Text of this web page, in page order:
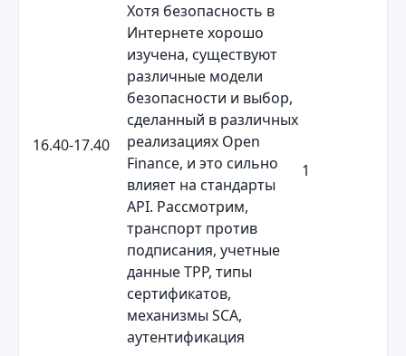
16.40-17.40
Хотя безопасность в
Интернете хорошо
изучена, существуют
различные модели
безопасности и выбор,
сделанный в различных
реализациях Open
Finance, и это сильно
влияет на стандарты
API. Рассмотрим,
транспорт против
подписания, учетные
данные TPP, типы
сертификатов,
механизмы SCA,
аутентификация
1